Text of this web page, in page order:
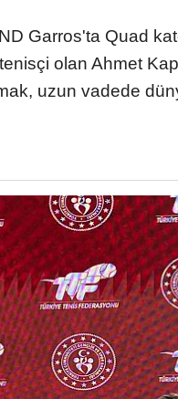
Garros'ta Quad
olan Ahmet
uzun vadede